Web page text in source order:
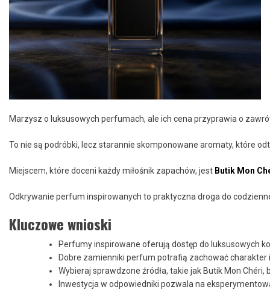
Marzysz o luksusowych perfumach, ale ich cena przyprawia o
To nie są podróbki, lecz starannie skomponowane aromaty, które
Miejscem, które doceni każdy miłośnik zapachów, jest Butik Mon
Odkrywanie perfum inspirowanych to praktyczna droga do
Kluczowe wnioski
Perfumy inspirowane oferują dostęp do luksusowych
Dobre zamienniki perfum potrafią zachować charakter i
Wybieraj sprawdzone źródła, takie jak Butik Mon Chéri,
Inwestycja w odpowiedniki pozwala na